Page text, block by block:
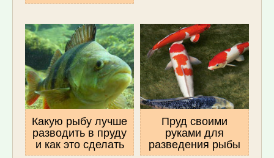
Какую рыбу лучше
разводить в пруду
и как это сделать
Пруд своими
руками для
разведения рыбы